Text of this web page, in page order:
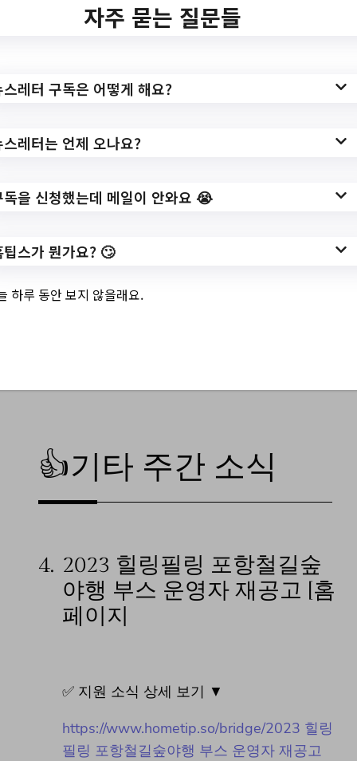
3. 구룡포도서관 여름
✅ 지원 소식 상세 보기 ▼
https://www.hometip.so/bridge/구룡포도서
관 여름 프로그램 운영 안내/?
url=https://phlib.pohang.go.kr/phlib/board/i
ndex.do?menu_idx=33&manage_idx=312
👍기타 주간 소식
4. 2023 힐링필링 포항철길숲
야행 부스 운영자 재공고 [홈
페이지
✅ 지원 소식 상세 보기 ▼
https://www.hometip.so/bridge/2023 힐링
필링 포항철길숲야행 부스 운영자 재공고
자주 묻는 질문들
스레터 구독은 어떻게 해요?
스레터는 언제 오나요?
독을 신청했는데 메일이 안와요 😭
팁스가 뭔가요? 🙄
하루 동안 보지 않을래요.